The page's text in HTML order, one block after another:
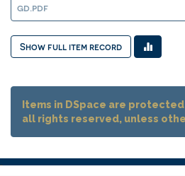
gd.pdf
Show full item record
Items in DSpace are
all rights reserved, unless